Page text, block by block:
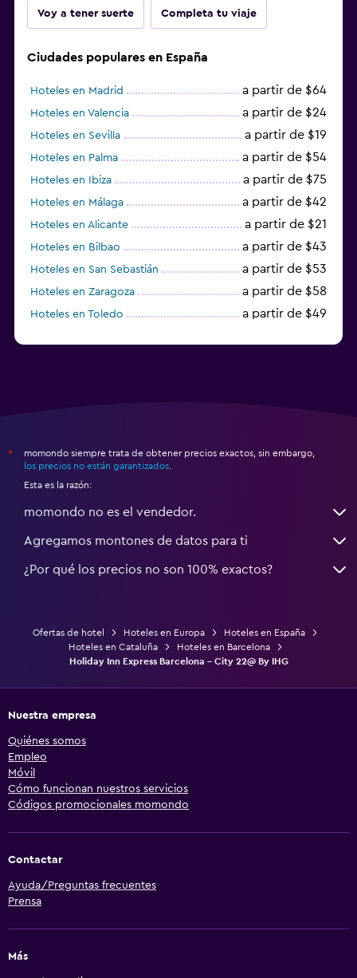
Voy a tener suerte Completa tu viaje
Ciudades populares en España
Hoteles en Madrid a partir de $64
Hoteles en Valencia a partir de $24
Hoteles en Sevilla a partir de $19
Hoteles en Palma a partir de $54
Hoteles en Ibiza a partir de $75
Hoteles en Málaga a partir de $42
Hoteles en Alicante a partir de $21
Hoteles en Bilbao a partir de $43
Hoteles en San Sebastián a partir de $53
Hoteles en Zaragoza a partir de $58
Hoteles en Toledo a partir de $49
*
momondo siempre trata de obtener precios exactos, sin embargo,
los precios no están garantizados
Esta es la razón:
momondo no es el vendedor.
Agregamos montones de datos para ti
¿Por qué los precios no son 100% exactos?
Ofertas de hotel Hoteles en Europa
Hoteles en España
Hoteles en Cataluña
Hoteles en Barcelona
Holiday Inn Express Barcelona - City 22@ By IHG
Nuestra empresa
Quiénes somos
Empleo
Móvil
Cómo funcionan nuestros servicios
Códigos promocionales momondo
Contactar
Ayuda/Preguntas frecuentes
Prensa
Más